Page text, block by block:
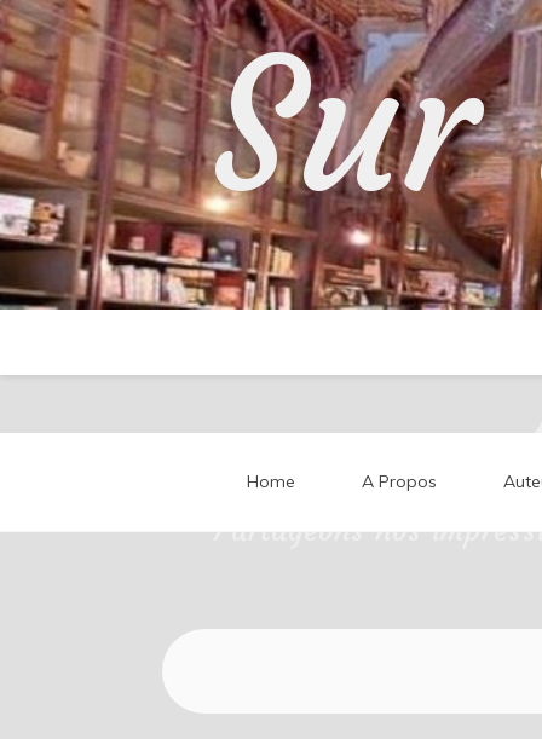
Skip
to
content
Partageons nos
Home A Propos